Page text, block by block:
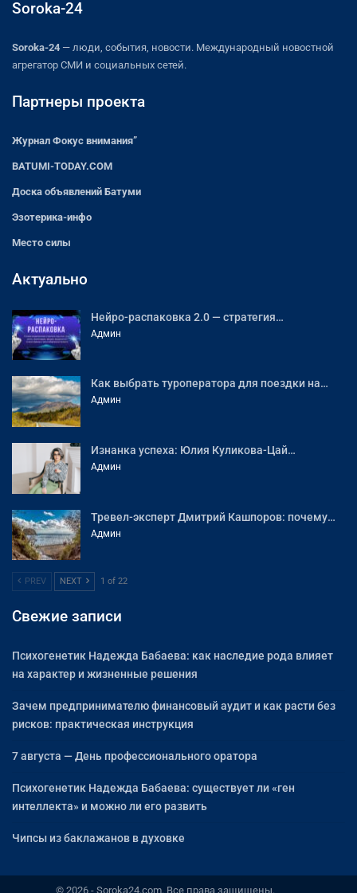
Soroka-24
Soroka-24 — люди, события, новости. Международный новостной
агрегатор СМИ и социальных сетей.
Партнеры проекта
Журнал Фокус внимания”
BATUMI-TODAY.COM
Доска объявлений Батуми
Эзотерика-инфо
Место силы
Актуально
Нейро-распаковка 2.0 — стратегия…
Админ
Как выбрать туроператора для поездки на…
Админ
Изнанка успеха: Юлия Куликова-Цай…
Админ
Тревел-эксперт Дмитрий Кашпоров: почему…
Админ
PREV NEXT 1 of 22
Свежие записи
Психогенетик Надежда Бабаева: как наследие рода влияет
на характер и жизненные решения
Зачем предпринимателю финансовый аудит и как расти без
рисков: практическая инструкция
7 августа — День профессионального оратора
Психогенетик Надежда Бабаева: существует ли «ген
интеллекта» и можно ли его развить
Чипсы из баклажанов в духовке
© 2026 - Soroka24.com. Все права защищены.